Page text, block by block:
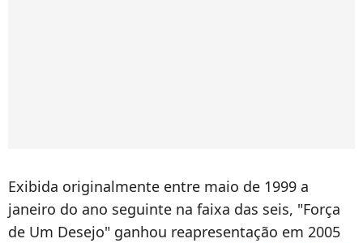
Exibida originalmente entre maio de 1999 a
janeiro do ano seguinte na faixa das seis, "Força
de Um Desejo" ganhou reapresentação em 2005